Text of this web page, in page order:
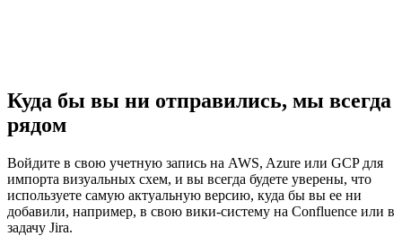
Куда бы вы ни отправились, мы всегда
рядом
Войдите в свою учетную запись на AWS, Azure или GCP для
импорта визуальных схем, и вы всегда будете уверены, что
используете самую актуальную версию, куда бы вы ее ни
добавили, например, в свою вики-систему на Confluence или в
задачу Jira.